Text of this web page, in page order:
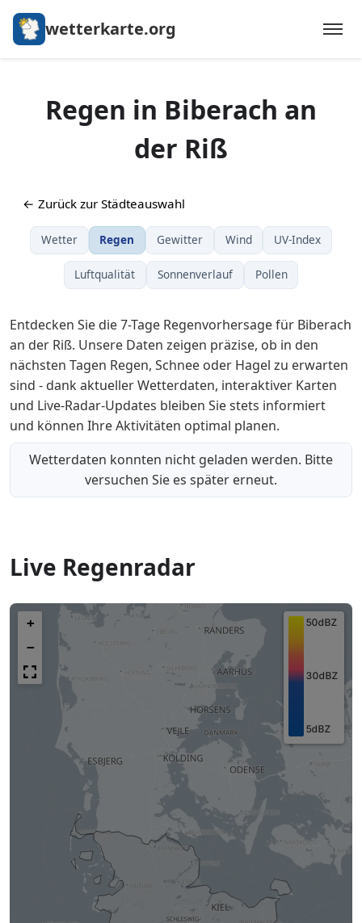
wetterkarte.org
Regen in Biberach an
der Riß
← Zurück zur Städteauswahl
Wetter Regen Gewitter Wind UV-Index
Luftqualität Sonnenverlauf Pollen
Entdecken Sie die 7-Tage Regenvorhersage für Biberach
an der Riß. Unsere Daten zeigen präzise, ob in den
nächsten Tagen Regen, Schnee oder Hagel zu erwarten
sind - dank aktueller Wetterdaten, interaktiver Karten
und Live-Radar-Updates bleiben Sie stets informiert
und können Ihre Aktivitäten optimal planen.
Wetterdaten konnten nicht geladen werden. Bitte
versuchen Sie es später erneut.
Live Regenradar
+
−